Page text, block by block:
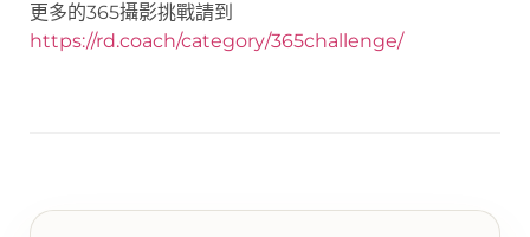
更多的365攝影挑戰請到
https://rd.coach/category/365challenge/